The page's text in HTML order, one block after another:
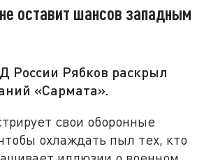
оставит шансов западным
России Рябков раскрыл
«Сармата».
свои оборонные
охлаждать пыл тех, кто